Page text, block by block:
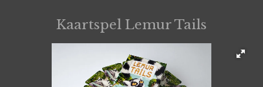
Kaartspel Lemur Tails